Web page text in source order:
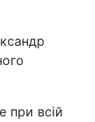
при всій